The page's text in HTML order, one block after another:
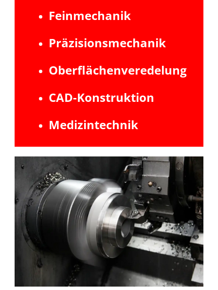
Feinmechanik
Präzisionsmechanik
Oberflächenveredelung
CAD-Konstruktion
Medizintechnik